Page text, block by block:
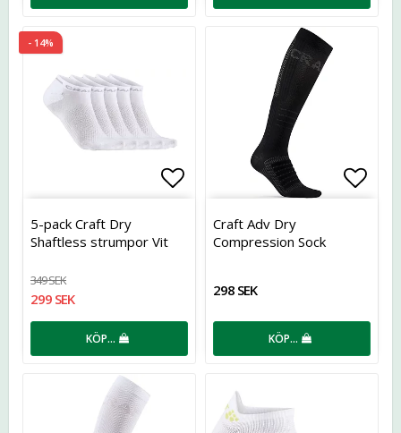
- 14%
Lägg till i favoritlistan
5-pack Craft Dry
Shaftless strumpor Vit
349 SEK
299 SEK
KÖP…
Craft Adv Dry
Compression Sock
298 SEK
KÖP…